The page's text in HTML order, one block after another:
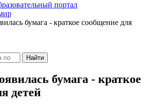
портал
бумага - краткое сообщение для
Найти
бумага - краткое
детей